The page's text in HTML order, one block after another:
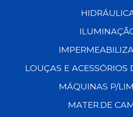
LOUÇAS E ACESSÓRIOS
MÁQUINAS P/
MATER.DE